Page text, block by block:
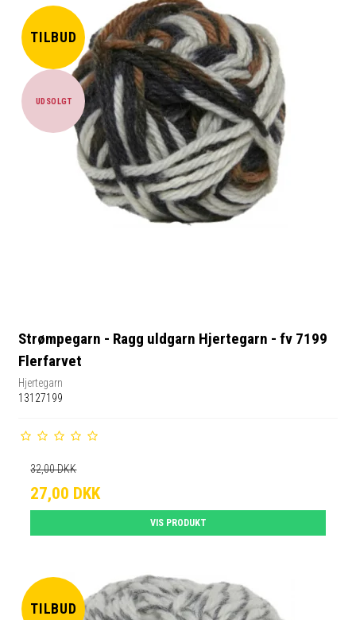
TILBUD
UDSOLGT
Strømpegarn - Ragg uldgarn Hjertegarn - fv 7199
Flerfarvet
Hjertegarn
13127199
32,00 DKK
27,00 DKK
VIS PRODUKT
TILBUD